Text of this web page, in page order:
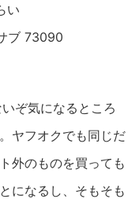
い
ブ 73090
ぞ気になるところ
ヤフオクでも同じだ
外のものを買っても
になるし、そもそも